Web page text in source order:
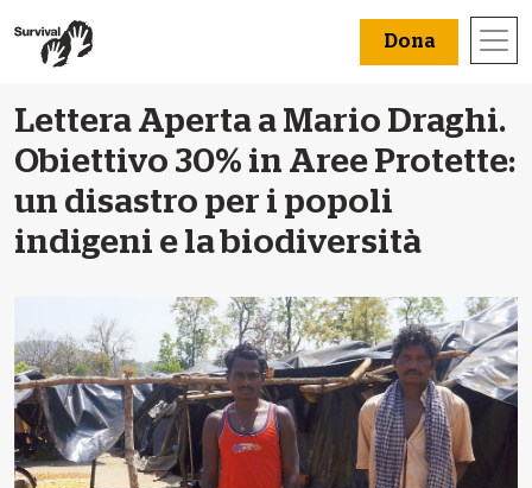
Dona
Lettera Aperta a Mario Draghi.
Obiettivo 30% in Aree Protette:
un disastro per i popoli
indigeni e la biodiversità